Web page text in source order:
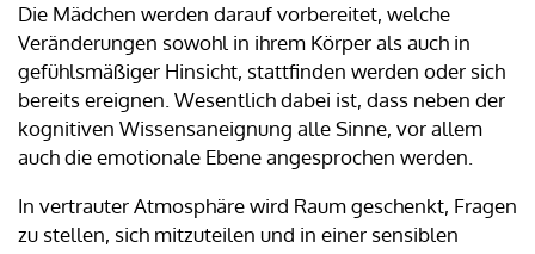
Die Mädchen werden darauf vorbereitet, welche
Veränderungen sowohl in ihrem Körper als auch in
gefühlsmäßiger Hinsicht, stattfinden werden oder sich
bereits ereignen. Wesentlich dabei ist, dass neben der
kognitiven Wissensaneignung alle Sinne, vor allem
auch die emotionale Ebene angesprochen werden.
In vertrauter Atmosphäre wird Raum geschenkt, Fragen
zu stellen, sich mitzuteilen und in einer sensiblen